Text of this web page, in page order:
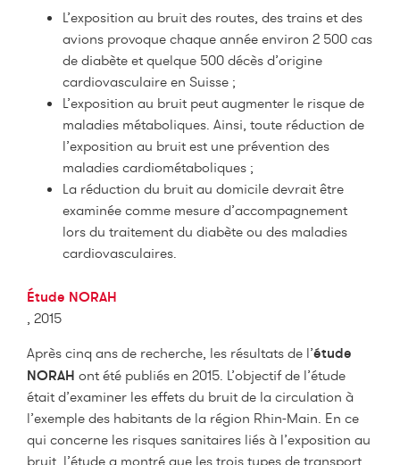
L’exposition au bruit des routes, des trains et des
avions provoque chaque année environ 2 500 cas
de diabète et quelque 500 décès d’origine
cardiovasculaire en Suisse ;
L’exposition au bruit peut augmenter le risque de
maladies métaboliques. Ainsi, toute réduction de
l’exposition au bruit est une prévention des
maladies cardiométaboliques ;
La réduction du bruit au domicile devrait être
examinée comme mesure d’accompagnement
lors du traitement du diabète ou des maladies
cardiovasculaires.
Étude NORAH
, 2015
Après cinq ans de recherche, les résultats de l’étude
NORAH ont été publiés en 2015. L’objectif de l’étude
était d’examiner les effets du bruit de la circulation à
l’exemple des habitants de la région Rhin-Main. En ce
qui concerne les risques sanitaires liés à l’exposition au
bruit, l’étude a montré que les trois types de transport